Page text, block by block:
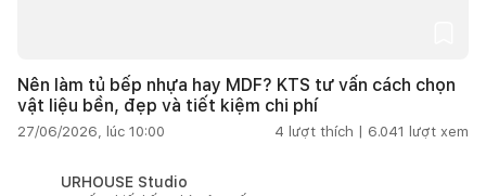
Nên làm tủ bếp nhựa hay MDF? KTS tư vấn cách chọn
vật liệu bền, đẹp và tiết kiệm chi phí
27/06/2026, lúc 10:00 4 lượt thích | 6.041 lượt xem
URHOUSE Studio